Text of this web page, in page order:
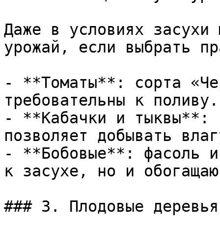
Даже в условиях засухи
урожай, если выбрать
- **Томаты**: сорта
требовательны к поливу.
- **Кабачки и тыквы**:
позволяет добывать
- **Бобовые**: фасоль и
к засухе, но и
### 3. Плодовые